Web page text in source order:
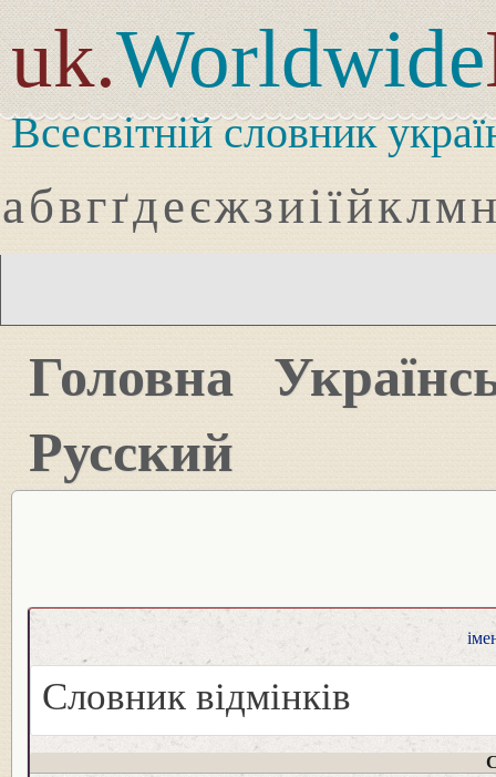
uk.Worldwide
Всесвітній словник
абвгґдеєжзиіїйклмн
Головна
Русский
Словник відмінків